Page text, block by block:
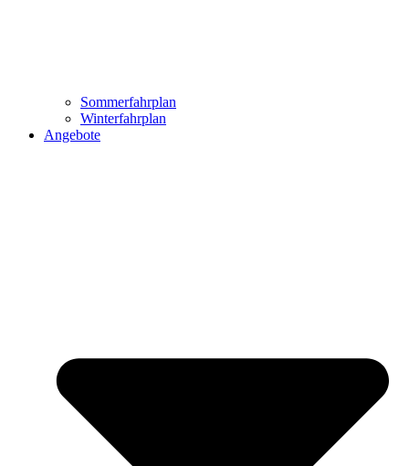
Sommerfahrplan
Winterfahrplan
Angebote